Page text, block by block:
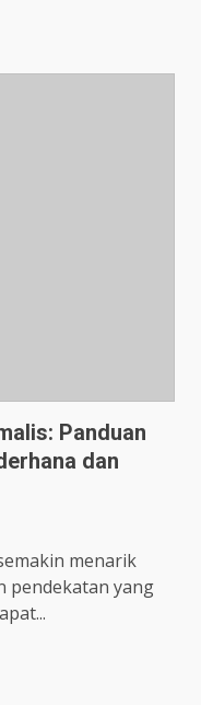
Panduan
dan
menarik
pendekatan yang